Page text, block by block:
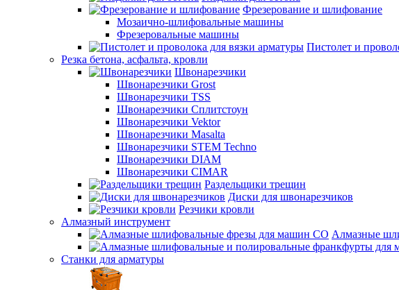
Фрезерование и шлифование
Мозаично-шлифовальные машины
Фрезеровальные машины
Пистолет и
Резка бетона, асфальта, кровли
Швонарезчики
Швонарезчики Grost
Швонарезчики TSS
Швонарезчики Сплитстоун
Швонарезчики Vektor
Швонарезчики Masalta
Швонарезчики STEM Techno
Швонарезчики DIAM
Швонарезчики CIMAR
Раздельщики трещин
Диски для швонарезчиков
Резчики кровли
Алмазный инструмент
Алмазные
Станки для арматуры